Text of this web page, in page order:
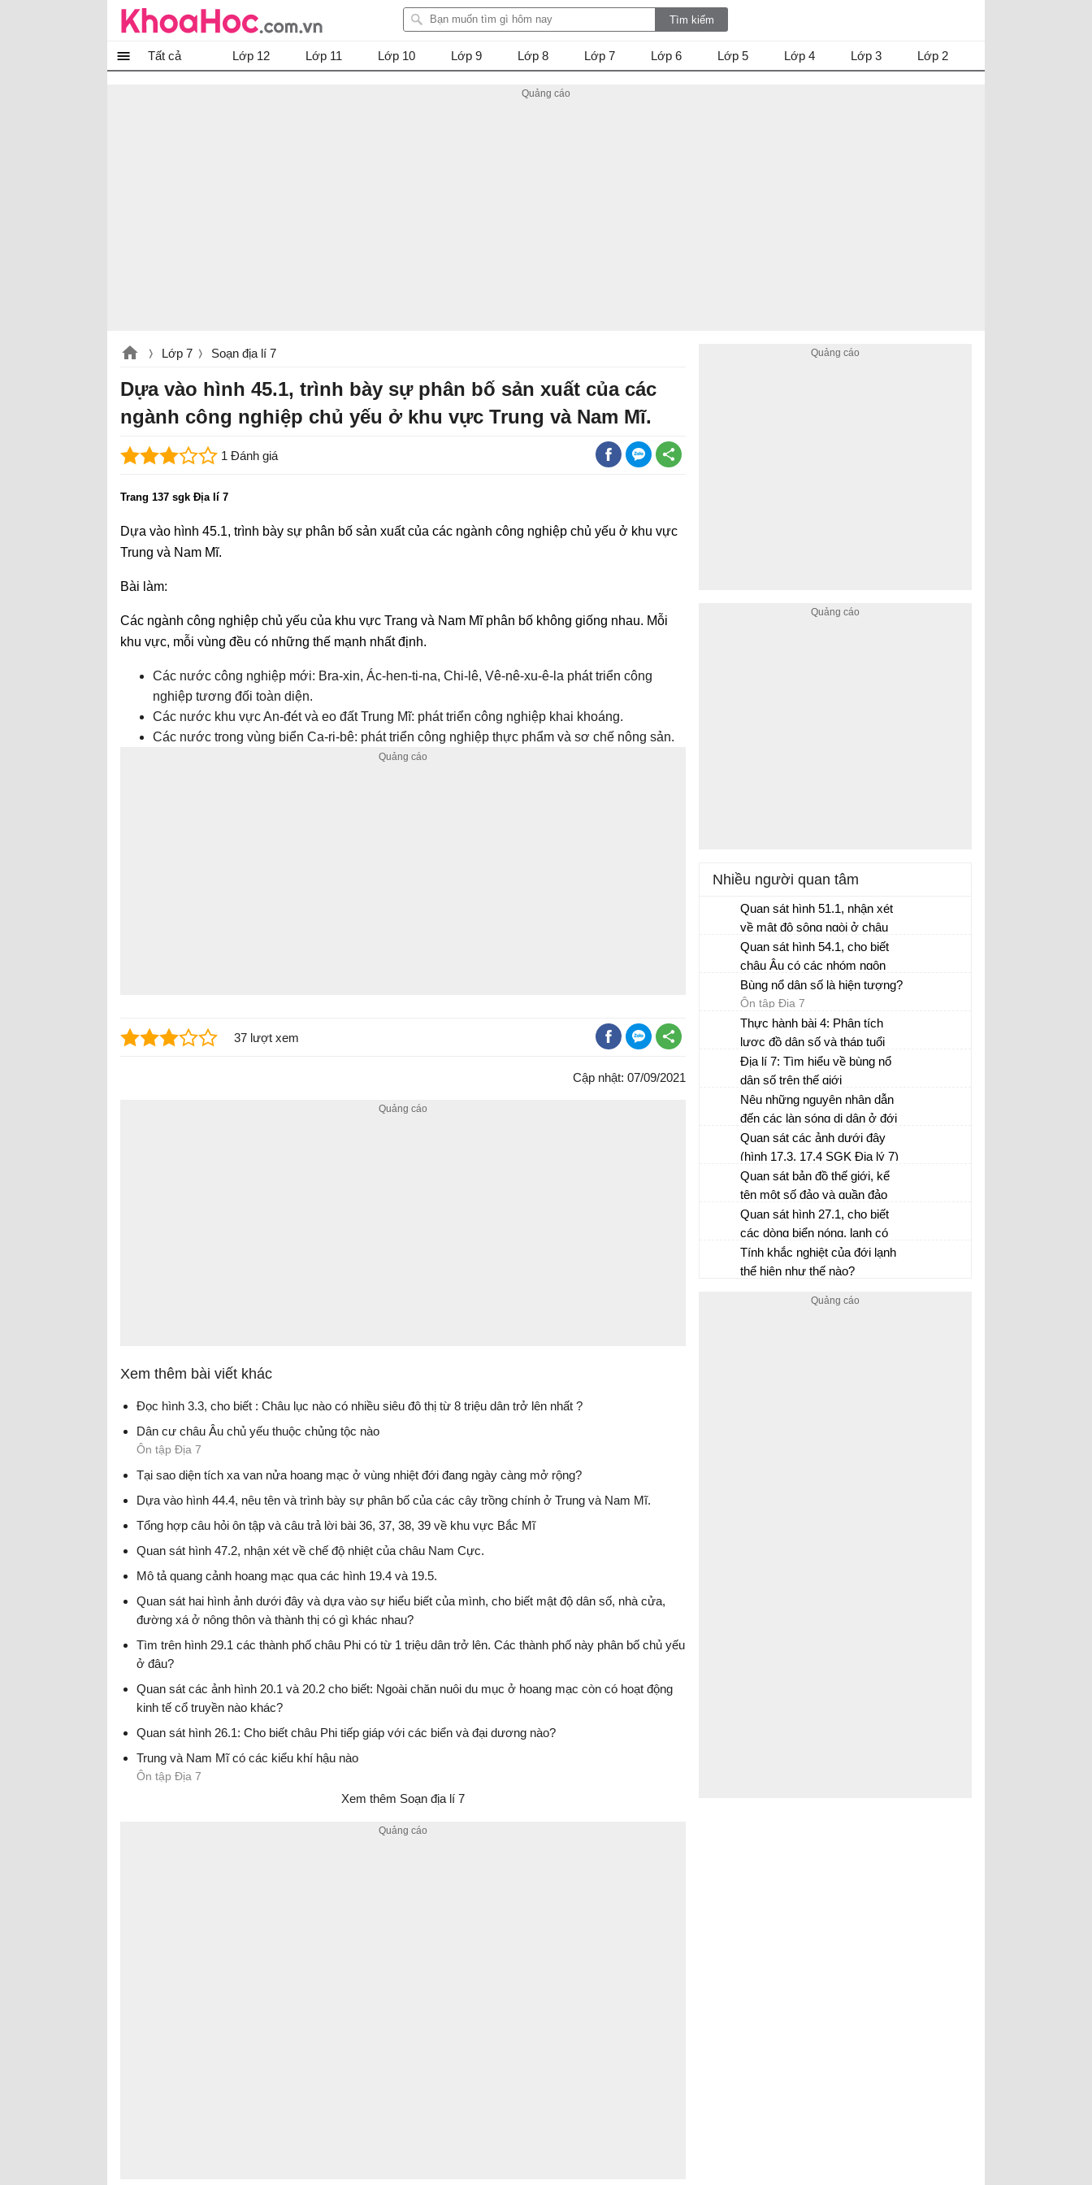
Tất cả Lớp 12 Lớp 11 Lớp 10 Lớp 9 Lớp 8 Lớp 7 Lớp 6 Lớp 5 Lớp 4 Lớp 3 Lớp 2
Lớp 7 Soạn địa lí 7
Dựa vào hình 45.1, trình bày sự phân bố sản xuất của các
ngành công nghiệp chủ yếu ở khu vực Trung và Nam Mĩ.
1 Đánh giá
Trang 137 sgk Địa lí 7
Dựa vào hình 45.1, trình bày sự phân bố sản xuất của các ngành công nghiệp chủ yếu ở khu vực
Trung và Nam Mĩ.
Bài làm:
Các ngành công nghiệp chủ yếu của khu vực Trang và Nam Mĩ phân bố không giống nhau. Mỗi
khu vực, mỗi vùng đều có những thế mạnh nhất định.
Các nước công nghiệp mới: Bra-xin, Ác-hen-ti-na, Chi-lê, Vê-nê-xu-ê-la phát triển công
nghiệp tương đối toàn diện.
Các nước khu vực An-đét và eo đất Trung Mĩ: phát triển công nghiệp khai khoáng.
Các nước trong vùng biển Ca-ri-bê: phát triển công nghiệp thực phẩm và sơ chế nông sản.
37 lượt xem
Cập nhật: 07/09/2021
Xem thêm bài viết khác
Đọc hình 3.3, cho biết : Châu lục nào có nhiều siêu đô thị từ 8 triệu dân trở lên nhất ?
Dân cư châu Âu chủ yếu thuộc chủng tộc nào
Ôn tập Địa 7
Tại sao diện tích xa van nửa hoang mạc ở vùng nhiệt đới đang ngày càng mở rộng?
Dựa vào hình 44.4, nêu tên và trình bày sự phân bố của các cây trồng chính ở Trung và Nam Mĩ.
Tổng hợp câu hỏi ôn tập và câu trả lời bài 36, 37, 38, 39 về khu vực Bắc Mĩ
Quan sát hình 47.2, nhận xét về chế độ nhiệt của châu Nam Cực.
Mô tả quang cảnh hoang mạc qua các hình 19.4 và 19.5.
Quan sát hai hình ảnh dưới đây và dựa vào sự hiểu biết của mình, cho biết mật độ dân số, nhà cửa,
đường xá ở nông thôn và thành thị có gì khác nhau?
Tìm trên hình 29.1 các thành phố châu Phi có từ 1 triệu dân trở lên. Các thành phố này phân bố chủ yếu
ở đâu?
Quan sát các ảnh hình 20.1 và 20.2 cho biết: Ngoài chăn nuôi du mục ở hoang mạc còn có hoạt động
kinh tế cổ truyền nào khác?
Quan sát hình 26.1: Cho biết châu Phi tiếp giáp với các biển và đại dương nào?
Trung và Nam Mĩ có các kiểu khí hậu nào
Ôn tập Địa 7
Xem thêm Soạn địa lí 7
Nhiều người quan tâm
Quan sát hình 51.1, nhận xét
về mật độ sông ngòi ở châu
Âu. Kể tên những con sông
lớn ở châu Âu. Các sông này
đổ vào biển nào?
Quan sát hình 54.1, cho biết
châu Âu có các nhóm ngôn
ngữ nào? Nêu tên các nước
thuộc từng nhóm.
Bùng nổ dân số là hiện tượng?
Ôn tập Địa 7
Thực hành bài 4: Phân tích
lược đồ dân số và tháp tuổi
Địa lí 7 trang 13
Địa lí 7: Tìm hiểu về bùng nổ
dân số trên thế giới
Nêu những nguyên nhân dẫn
đến các làn sóng di dân ở đới
nóng?
Quan sát các ảnh dưới đây
(hình 17.3, 17.4 SGK Địa lý 7)
kết hợp với sự hiểu biết của
bản thân, nêu một số nguyên
nhân dẫn đến ô nhiễm nước ở
đới ôn hoà.
Quan sát bản đồ thế giới, kể
tên một số đảo và quần đảo
lớn nằm chung quanh từng lục
địa.
Quan sát hình 27.1, cho biết
các dòng biển nóng, lạnh có
ảnh hưởng tới lượng mưa các
vùng ven biển châu Phi như
Tính khắc nghiệt của đới lạnh
thể hiện như thế nào?